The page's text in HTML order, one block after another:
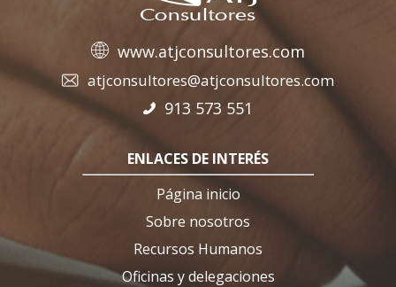
www.atjconsultores.com
atjconsultores@atjconsultores.com
913 573 551
ENLACES DE INTERÉS
Página inicio
Sobre nosotros
Recursos Humanos
Oficinas y delegaciones